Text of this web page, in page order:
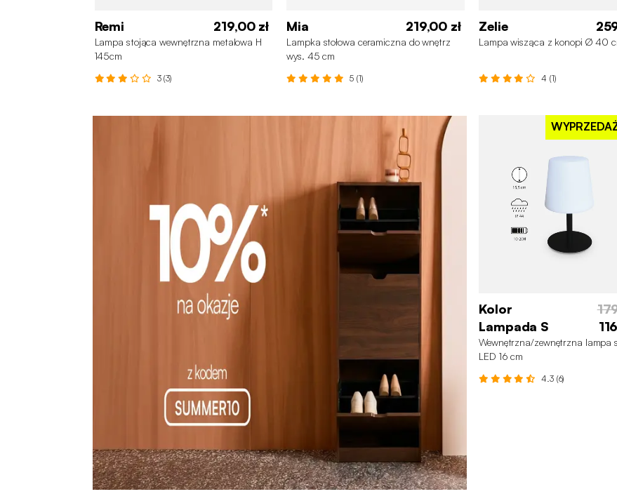
Remi 219,00 zł
Lampa stojąca wewnętrzna metalowa H
145cm
3 (3)
Mia 219,00 zł
Lampka stołowa ceramiczna do wnętrz
wys. 45 cm
5 (1)
Zelie
Lampa wisząca z konopi Ø 40
4 (1)
Kolor
Lampada S
Wewnętrzna/zewnętrzna lampa
LED 16 cm
4.3 (6)